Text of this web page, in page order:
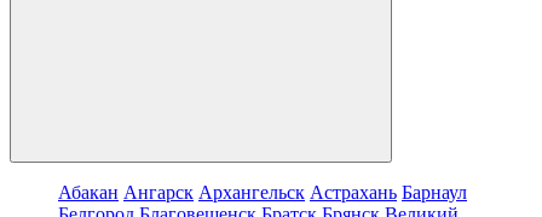
Абакан Ангарск Архангельск Астрахань Барнаул